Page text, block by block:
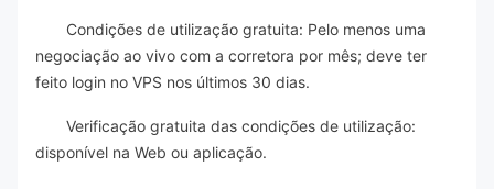
Condições de utilização gratuita: Pelo menos uma
negociação ao vivo com a corretora por mês; deve ter
feito login no VPS nos últimos 30 dias.
Verificação gratuita das condições de utilização:
disponível na Web ou aplicação.